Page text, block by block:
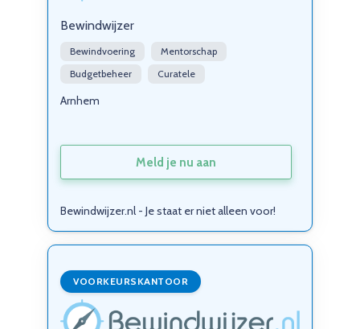
Bewindwijzer
Bewindvoering
Mentorschap
Budgetbeheer
Curatele
Arnhem
Meld je nu aan
Bewindwijzer.nl - Je staat er niet alleen voor!
VOORKEURSKANTOOR